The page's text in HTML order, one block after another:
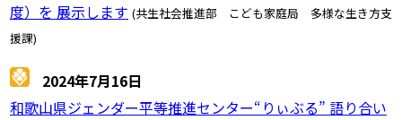
度）を 展示します (共生社会推進部 こども家庭局 多様な生き方支
援課)
2024年7月16日
和歌山県ジェンダー平等推進センター“りぃぶる” 語り合い